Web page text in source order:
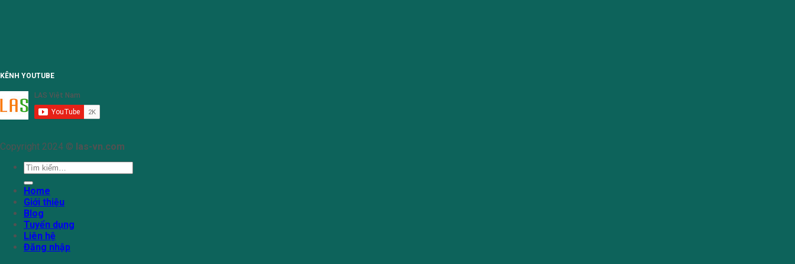
KÊNH YOUTUBE
Copyright 2024 © las-vn.com
Tìm
kiếm:
Home
Giới thiệu
Blog
Tuyển dụng
Liên hệ
Đăng nhập